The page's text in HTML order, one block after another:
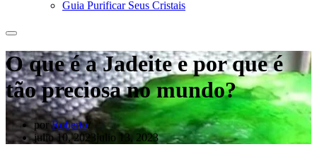
Guia Purificar Seus Cristais
O que é a Jadeite e por que é
tão preciosa no mundo?
porRoberto
julio 10, 2023 julio 13, 2023